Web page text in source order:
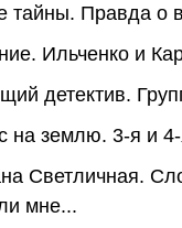
тайны. Правда о
Ильченко и
детектив.
на землю. 3-я и
Светличная.
мне...